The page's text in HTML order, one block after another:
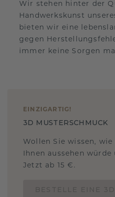
Wir stehen hinter der
Handwerkskunst
bieten wir eine
gegen
immer keine Sorgen
EINZIGARTIG !
3D MUSTERSCHMUCK
Wollen Sie wissen,
Ihnen aussehen würde
Jetzt ab 15 €.